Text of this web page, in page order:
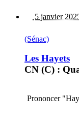
5 janvier
(Sénac)
Les Hayets
CN (C) :
Prononcer